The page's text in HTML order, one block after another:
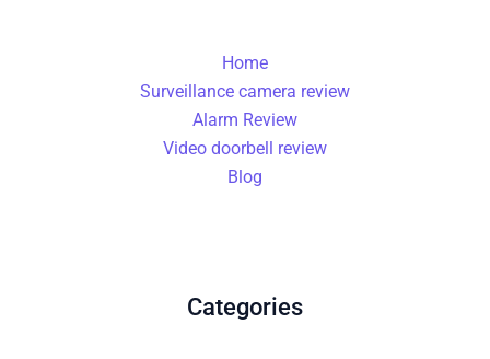
Home
Surveillance camera review
Alarm Review
Video doorbell review
Blog
Categories